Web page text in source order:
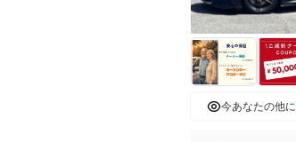
今あなたの他に